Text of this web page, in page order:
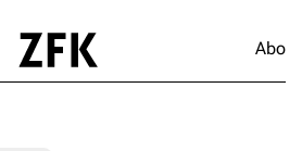
Abo